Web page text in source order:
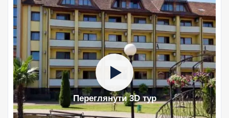
Переглянути 3D тур